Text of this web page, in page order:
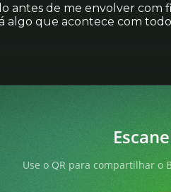
antes de me envolver com
algo que acontece com
Use o QR para compartilhar o